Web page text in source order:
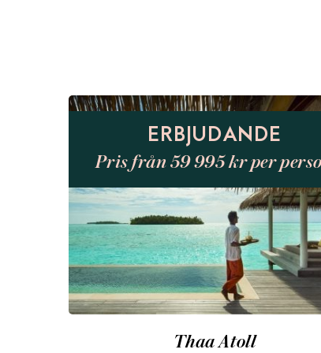
ERBJUDANDE
Pris från 59 995 kr per
Thaa Atoll